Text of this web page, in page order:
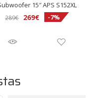
15″ APS S152XL
289€ El
269€El
actual
-7%